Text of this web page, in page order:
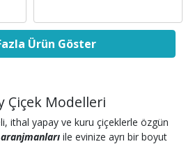
Ürün Göster
Çiçek Modelleri
ithal yapay ve kuru çiçeklerle özgün
ile evinize ayrı bir boyut